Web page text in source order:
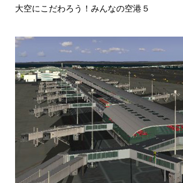
大空にこだわろう！みんなの空港５